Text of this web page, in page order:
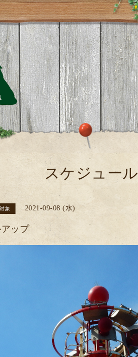
スケジュール
象 2021-09-08 (水)
ップ